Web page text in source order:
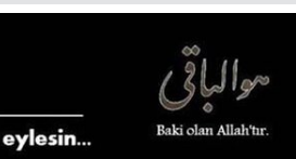
Çankırı
Diyarbakır